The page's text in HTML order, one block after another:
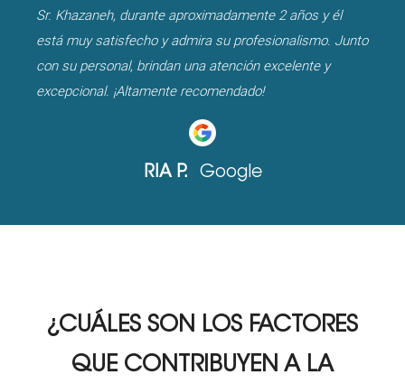
Sr. Khazaneh, durante aproximadamente 2 años y él
está muy satisfecho y admira su profesionalismo. Junto
con su personal, brindan una atención excelente y
excepcional. ¡Altamente recomendado!
RIA P. Google
¿CUÁLES SON LOS FACTORES
QUE CONTRIBUYEN A LA